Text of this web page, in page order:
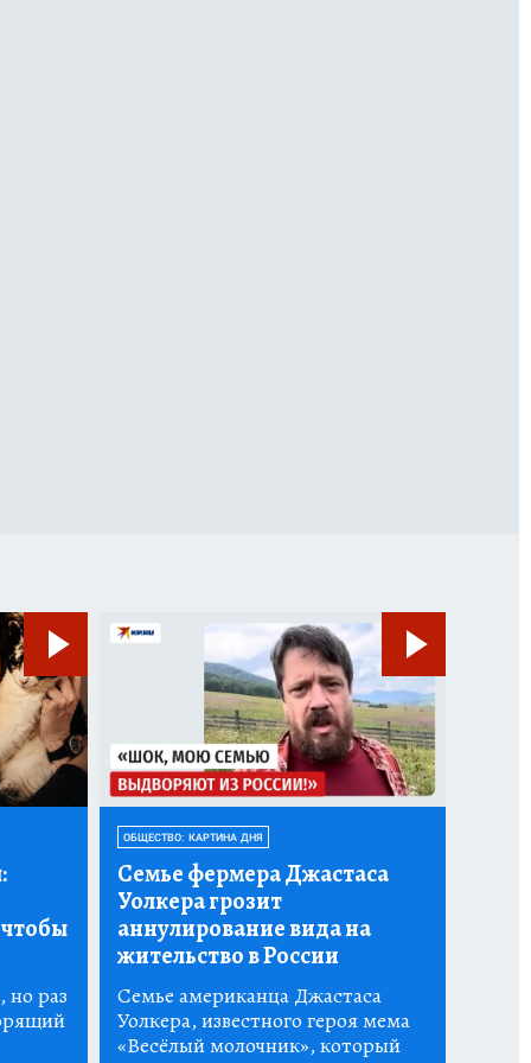
но раз
ОБЩЕСТВО: КАРТИНА ДНЯ
Семье фермера Джастаса
Уолкера грозит
аннулирование вида на
жительство в России
Семье американца Джастаса
Уолкера, известного героя мема
«Весёлый молочник», который